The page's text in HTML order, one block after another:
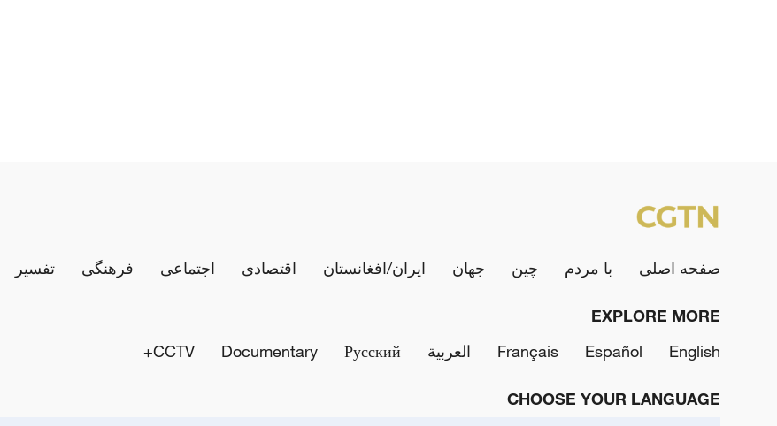
صفحه اصلی با مردم چین جهان ایران/افغانستان اقتصادی اجتماعی فرهنگی تفسیر
EXPLORE MORE
English
Español
Français العربية Русский
Documentary
CCTV+
CHOOSE YOUR LANGUAGE